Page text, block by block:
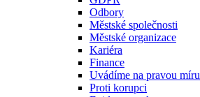
Odbory
Městské společnosti
Městské organizace
Kariéra
Finance
Uvádíme na pravou míru
Proti korupci